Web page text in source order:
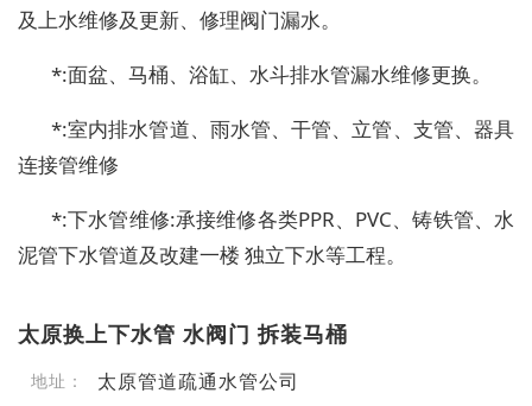
及上水维修及更新、修理阀门漏水。
*:面盆、马桶、浴缸、水斗排水管漏水维修更换。
*:室内排水管道、雨水管、干管、立管、支管、器具
连接管维修
*:下水管维修:承接维修各类PPR、PVC、铸铁管、水
泥管下水管道及改建一楼 独立下水等工程。
太原换上下水管 水阀门 拆装马桶
地址： 太原管道疏通水管公司